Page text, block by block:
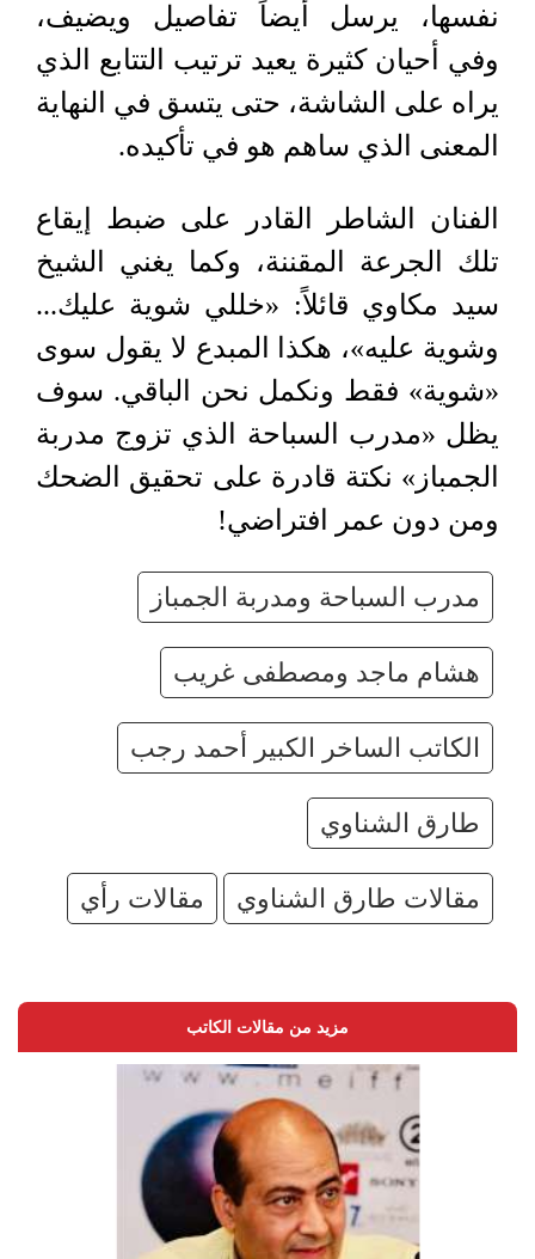
نفسها، يرسل أيضاً تفاصيل ويضيف،
وفي أحيان كثيرة يعيد ترتيب التتابع الذي
يراه على الشاشة، حتى يتسق في النهاية
المعنى الذي ساهم هو في تأكيده.
الفنان الشاطر القادر على ضبط إيقاع
تلك الجرعة المقننة، وكما يغني الشيخ
سيد مكاوي قائلاً: «خللي شوية عليك...
وشوية عليه»، هكذا المبدع لا يقول سوى
«شوية» فقط ونكمل نحن الباقي. سوف
يظل «مدرب السباحة الذي تزوج مدربة
الجمباز» نكتة قادرة على تحقيق الضحك
ومن دون عمر افتراضي!
مدرب السباحة ومدربة الجمباز
هشام ماجد ومصطفى غريب
الكاتب الساخر الكبير أحمد رجب
طارق الشناوي
مقالات طارق الشناوي مقالات رأي
مزيد من مقالات الكاتب